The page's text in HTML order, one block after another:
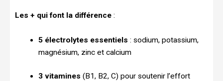
Les + qui font la différence :
5 électrolytes essentiels : sodium, potassium,
magnésium, zinc et calcium
3 vitamines (B1, B2, C) pour soutenir l’effort